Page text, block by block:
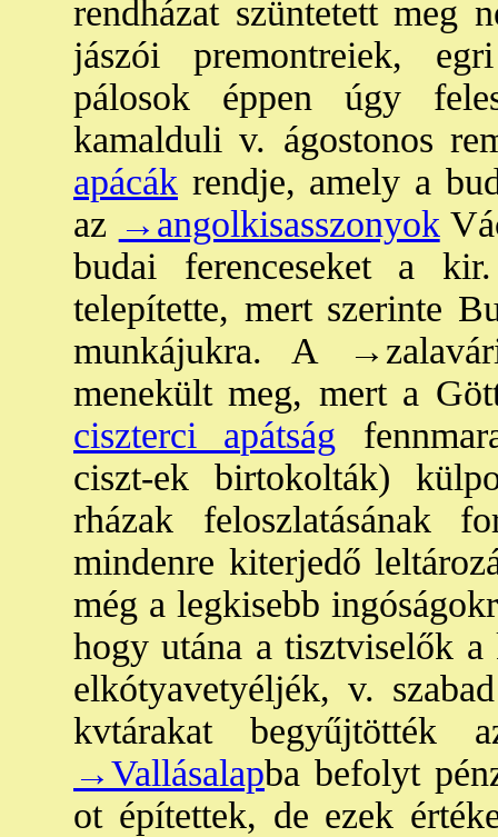
rendházat szüntetett meg
jászói premontreiek,
pálosok éppen úgy
kamalduli v. ágostonos
apácák rendje, amely a
az →angolkisasszonyok
budai ferenceseket a
telepítette, mert szerinte
munkájukra. A
menekült meg, mert a
ciszterci apátság
ciszt-ek birtokolták)
rházak feloszlatásának
mindenre kiterjedő
még a legkisebb
hogy utána a tisztviselők a
elkótyavetyéljék, v.
kvtárakat begyűjtötték
→Vallásalapba befolyt
ot építettek, de ezek